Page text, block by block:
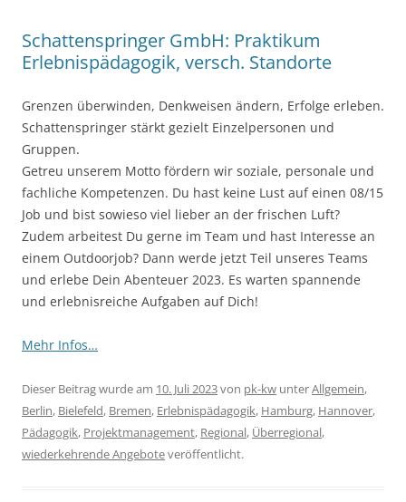
Schattenspringer GmbH: Praktikum
Erlebnispädagogik, versch. Standorte
Grenzen überwinden, Denkweisen ändern, Erfolge erleben.
Schattenspringer stärkt gezielt Einzelpersonen und
Gruppen.
Getreu unserem Motto fördern wir soziale, personale und
fachliche Kompetenzen. Du hast keine Lust auf einen 08/15
Job und bist sowieso viel lieber an der frischen Luft?
Zudem arbeitest Du gerne im Team und hast Interesse an
einem Outdoorjob? Dann werde jetzt Teil unseres Teams
und erlebe Dein Abenteuer 2023. Es warten spannende
und erlebnisreiche Aufgaben auf Dich!
Mehr Infos…
Dieser Beitrag wurde am 10. Juli 2023von pk-kw unterAllgemein,
Berlin, Bielefeld, Bremen, Erlebnispädagogik, Hamburg, Hannover,
Pädagogik, Projektmanagement, Regional, Überregional,
wiederkehrende Angeboteveröffentlicht.